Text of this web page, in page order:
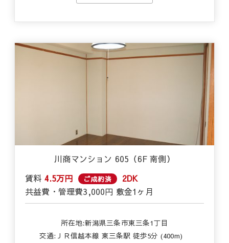
川商マンション 605（6F 南側）
賃料 4.5万円 ご成約済
2DK
共益費・管理費3,000円 敷金1ヶ月
所在地:新潟県三条市東三条1丁目
交通: ＪＲ信越本線 東三条駅 徒歩5分 (400m)